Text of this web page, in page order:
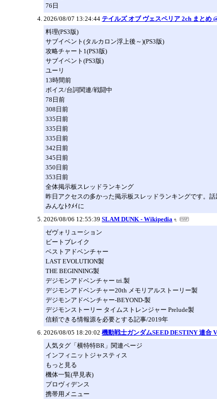
76日
2026/08/07 13:24:44 テイルズ オブ ヴェスペリア 2ch まとめ
料理(PS3版)
サブイベント(タルカロン浮上後～)(PS3版)
攻略チャート1(PS3版)
サブイベント(PS3版)
ユーリ
13時間前
ボイス/台詞関連/戦闘中
78日前
308日前
335日前
335日前
335日前
342日前
345日前
350日前
353日前
全体掲示板スレッドランキング
昨日アクセスの多かった掲示板スレッドランキングです。話
みんなﾄｸﾒｲに
2026/08/06 12:55:39 SLAM DUNK - Wikipedia
ゼヴォリューション
ビートブレイク
ベストアドベンチャー
LAST EVOLUTION製
THE BEGINNING製
デジモンアドベンチャー tri.製
デジモンアドベンチャー20th メモリアルストーリー製
デジモンアドベンチャー-BEYOND-製
デジモンストーリー タイムストレンジャー Prelude製
信頼できる情報源を必要とする記事/2019年
2026/08/05 18:20:02 機動戦士ガンダムSEED DESTINY 連合
人気タグ「横特特BR」関連ページ
インフィニットジャスティス
もっと見る
機体一覧(早見表)
プロヴィデンス
携帯用メニュー